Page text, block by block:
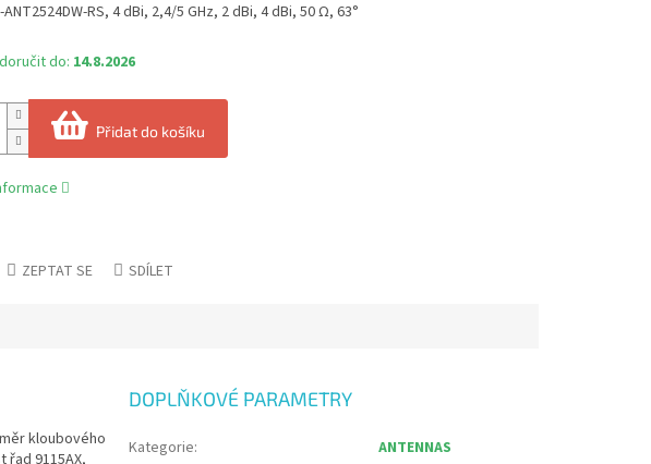
do: 14.8.2026
Přidat do košíku
ANT2524DW-RS, 4 dBi, 2,4/5 GHz, 2 dBi, 4 dBi, 50 Ω, 63°
ZEPTAT SE SDÍLET
kloubového
DOPLŇKOVÉ PARAMETRY
Kategorie:
ANTENNAS